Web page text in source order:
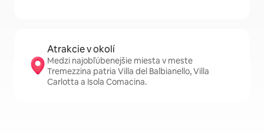
Atrakcie v okolí
Medzi najobľúbenejšie miesta v meste
Tremezzina patria Villa del Balbianello, Villa
Carlotta a Isola Comacina.